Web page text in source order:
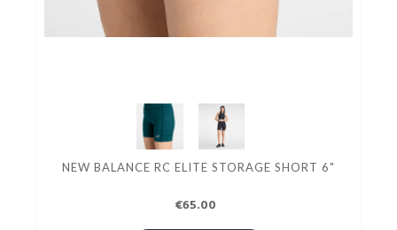
NEW BALANCE RC ELITE STORAGE SHORT 6"
€65.00